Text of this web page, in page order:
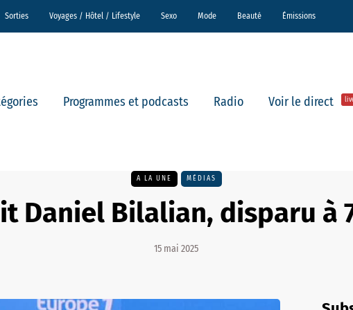
Sorties Voyages / Hôtel / Lifestyle Sexo Mode Beauté Émissions
Programmes et podcasts Radio Voir le direct
A LA UNE MÉDIAS
Daniel Bilalian, disparu à
15 mai 2025